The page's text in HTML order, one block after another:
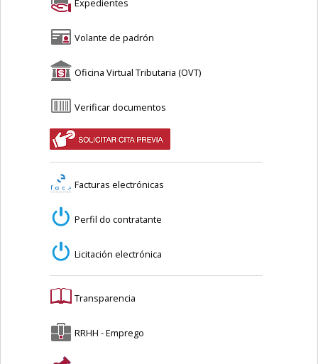
Expedientes
Volante de padrón
Oficina Virtual Tributaria (OVT)
Verificar documentos
Facturas electrónicas
Perfil do contratante
Licitación electrónica
Transparencia
RRHH - Emprego